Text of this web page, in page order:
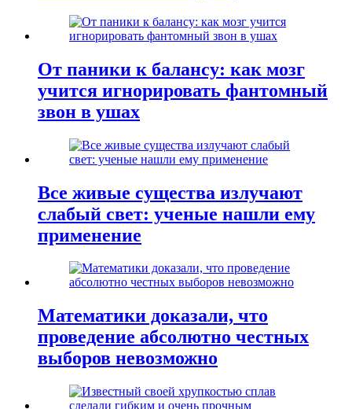
От паники к балансу: как мозг
учится игнорировать фантомный
звон в ушах
Все живые существа излучают
слабый свет: ученые нашли ему
применение
Математики доказали, что
проведение абсолютно честных
выборов невозможно